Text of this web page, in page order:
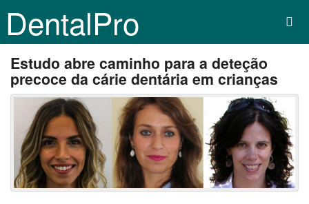
DentalPro
Estudo abre caminho para a deteção
precoce da cárie dentária em crianças